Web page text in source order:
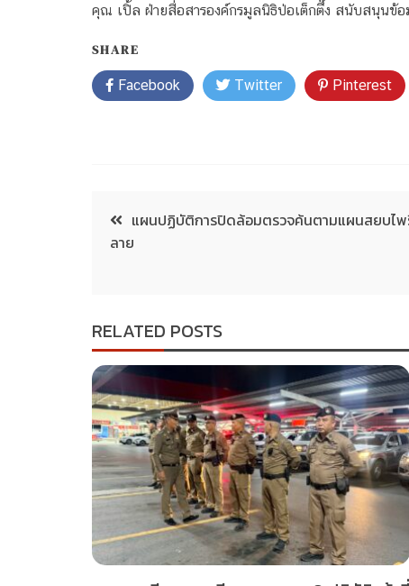
คุณ เปิ้ล ฝ่ายสื่อสารองค์กรมูลนิธิป่อเต็กตึ๊ง สนับสนุนข้อ
SHARE
Facebook Twitter Pinterest
แผนปฏิบัติการปิดล้อมตรวจค้นตามแผนสยบไ
ลาย
RELATED POSTS